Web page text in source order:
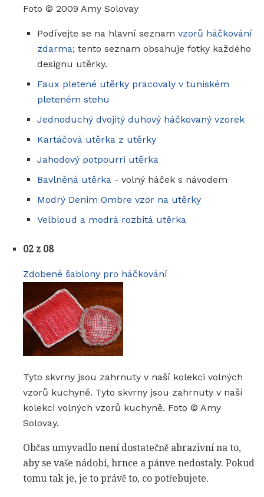
Foto © 2009 Amy Solovay
Podívejte se na hlavní seznam vzorů háčkování
zdarma; tento seznam obsahuje fotky každého
designu utěrky.
Faux pletené utěrky pracovaly v tuniském
pleteném stehu
Jednoduchý dvojitý duhový háčkovaný vzorek
Kartáčová utěrka z utěrky
Jahodový potpourri utěrka
Bavlněná utěrka - volný háček s návodem
Modrý Denim Ombre vzor na utěrky
Velbloud a modrá rozbitá utěrka
02 z 08
Zdobené šablony pro háčkování
Tyto skvrny jsou zahrnuty v naší kolekci volných
vzorů kuchyně. Tyto skvrny jsou zahrnuty v naší
kolekci volných vzorů kuchyně. Foto © Amy
Solovay.
Občas umyvadlo není dostatečně abrazivní na to,
aby se vaše nádobí, hrnce a pánve nedostaly. Pokud
tomu tak je, je to právě to, co potřebujete.